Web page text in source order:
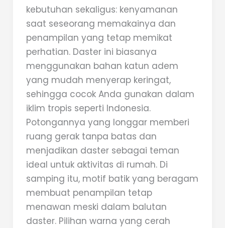
kebutuhan sekaligus: kenyamanan
saat seseorang memakainya dan
penampilan yang tetap memikat
perhatian. Daster ini biasanya
menggunakan bahan katun adem
yang mudah menyerap keringat,
sehingga cocok Anda gunakan dalam
iklim tropis seperti Indonesia.
Potongannya yang longgar memberi
ruang gerak tanpa batas dan
menjadikan daster sebagai teman
ideal untuk aktivitas di rumah. Di
samping itu, motif batik yang beragam
membuat penampilan tetap
menawan meski dalam balutan
daster. Pilihan warna yang cerah